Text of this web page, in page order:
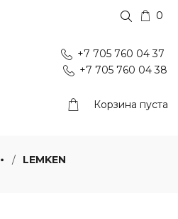
0
+7 705 760 04 37
+7 705 760 04 38
Корзина пуста
LEMKEN